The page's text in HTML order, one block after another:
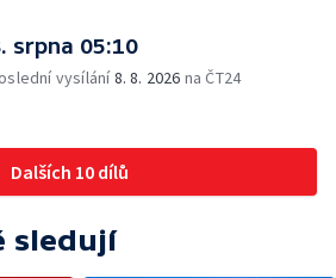
srpna 05:10
vysílání8. 8. 2026 na ČT24
Dalších 10 dílů
sledují